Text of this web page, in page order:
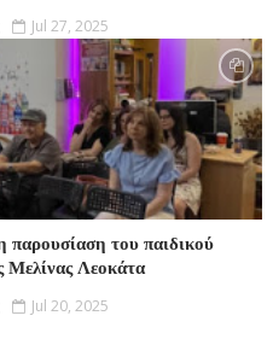
Jul 27, 2025
παρουσίαση του παιδικού
Λεοκάτα
Jul 20, 2025